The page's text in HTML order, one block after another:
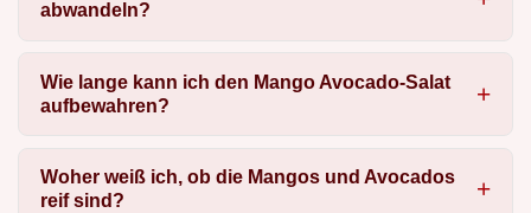
abwandeln?
Wie lange kann ich den Mango Avocado-Salat
aufbewahren?
Woher weiß ich, ob die Mangos und Avocados
reif sind?